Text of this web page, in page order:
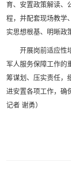
育、安置政策解读、
程，并配套现场教学
实思想根基、明晰政
开展岗前适应性
军人服务保障工作的
筹谋划、压实责任，
进安置各项工作，确
记者 谢勇）